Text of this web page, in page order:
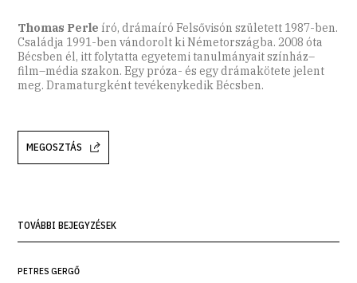
Thomas Perle író, drámaíró Felsővisón született 1987-ben.
Családja 1991-ben vándorolt ki Németországba. 2008 óta
Bécsben él, itt folytatta egyetemi tanulmányait színház–
film–média szakon. Egy próza- és egy drámakötete jelent
meg. Dramaturgként tevékenykedik Bécsben.
MEGOSZTÁS
TOVÁBBI BEJEGYZÉSEK
PETRES GERGŐ